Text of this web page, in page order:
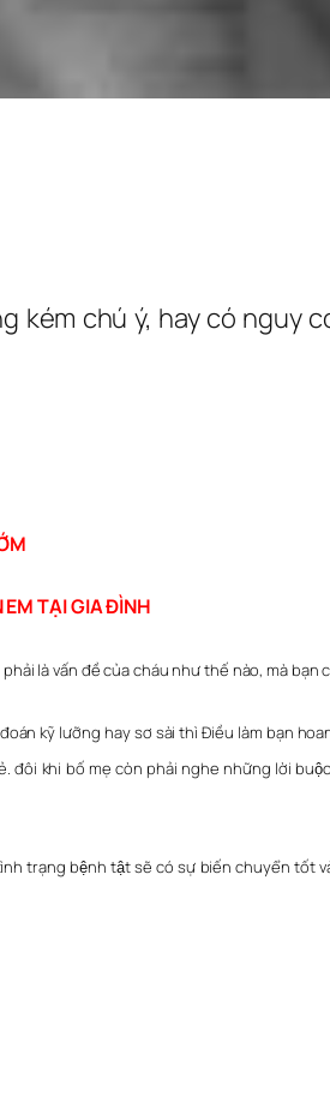
chú ý, hay có nguy
TẠI GIA ĐÌNH
là vấn đề của cháu như thế nào, mà bạn
kỹ lưỡng hay sơ sài thì Điều làm bạn
đôi khi bố mẹ còn phải nghe những lời
trạng bệnh tật sẽ có sự biến chuyển tốt